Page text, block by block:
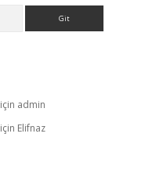
için admin
için Elifnaz